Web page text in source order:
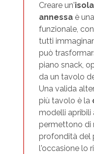
Creare un'
annessaè
funzionale,
tutti
può
piano snack,
da un tavolo
Una valida
più tavolo è la
modelli apribili
permettono di
profondità del
l'occasione lo